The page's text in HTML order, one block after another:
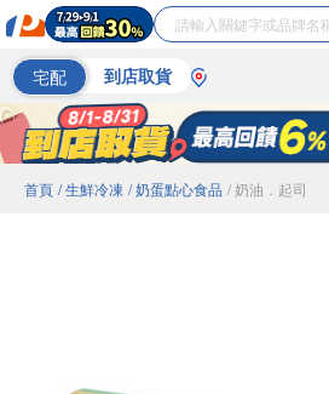
宅配 到店取貨
首頁 / 生鮮冷凍 / 奶蛋點心食品 / 奶油．起司